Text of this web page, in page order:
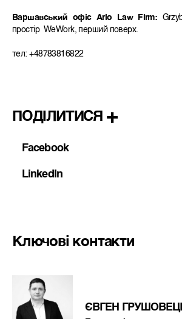
Варшавський офіс Ario Law Firm:
простір WeWork, перший поверх.
тел: +48783816822
ПОДІЛИТИСЯ
Facebook
LinkedIn
Ключові контакти
ЄВГЕН